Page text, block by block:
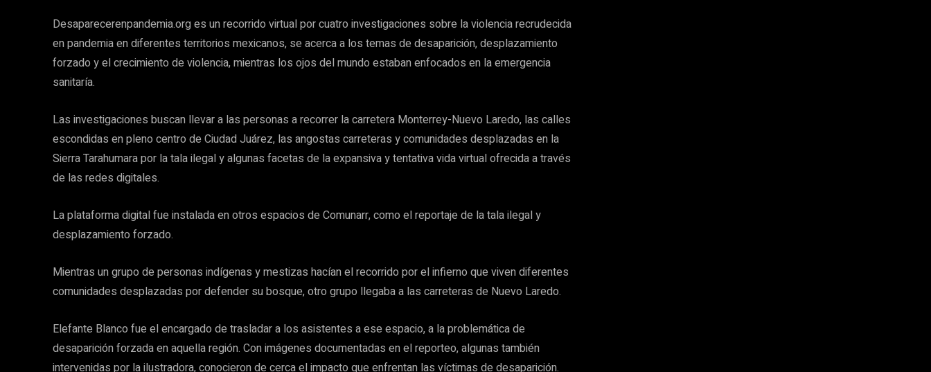
Desaparecerenpandemia.org es un recorrido virtual por cuatro investigaciones sobre la violencia recrudecida
en pandemia en diferentes territorios mexicanos, se acerca a los temas de desaparición, desplazamiento
forzado y el crecimiento de violencia, mientras los ojos del mundo estaban enfocados en la emergencia
sanitaría.
Las investigaciones buscan llevar a las personas a recorrer la carretera Monterrey-Nuevo Laredo, las calles
escondidas en pleno centro de Ciudad Juárez, las angostas carreteras y comunidades desplazadas en la
Sierra Tarahumara por la tala ilegal y algunas facetas de la expansiva y tentativa vida virtual ofrecida a través
de las redes digitales.
La plataforma digital fue instalada en otros espacios de Comunarr, como el reportaje de la tala ilegal y
desplazamiento forzado.
Mientras un grupo de personas indígenas y mestizas hacían el recorrido por el infierno que viven diferentes
comunidades desplazadas por defender su bosque, otro grupo llegaba a las carreteras de Nuevo Laredo.
Elefante Blanco fue el encargado de trasladar a los asistentes a ese espacio, a la problemática de
desaparición forzada en aquella región. Con imágenes documentadas en el reporteo, algunas también
intervenidas por la ilustradora, conocieron de cerca el impacto que enfrentan las víctimas de desaparición.